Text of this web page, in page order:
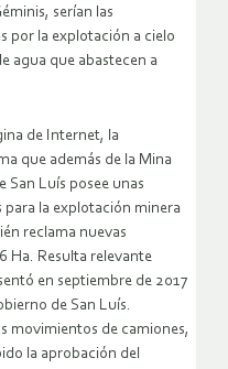
serían las
por la explotación a cielo
agua que abastecen a
de Internet, la
que además de la Mina
San Luís posee unas
la explotación minera
reclama nuevas
Ha. Resulta relevante
en septiembre de 2017
de San Luís.
movimientos de camiones,
la aprobación del